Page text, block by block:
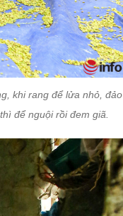
khi rang để lửa nhỏ, đảo
để nguội rồi đem giã.